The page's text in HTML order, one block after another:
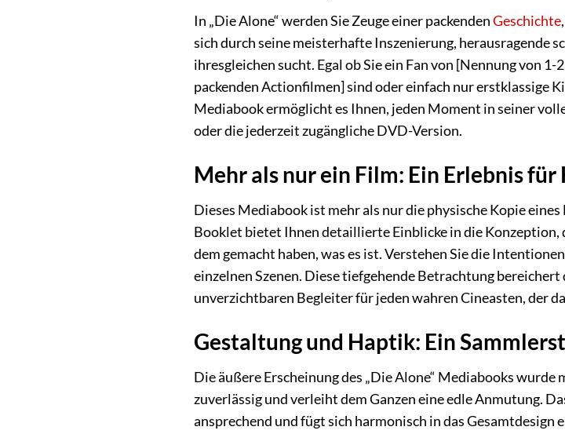
In „Die Alone“ werden Sie Zeuge einer packendenGeschichte
sich durch seine meisterhafte Inszenierung, herausragende
ihresgleichen sucht. Egal ob Sie ein Fan von [Nennung von
packenden Actionfilmen] sind oder einfach nur erstklassige
Mediabook ermöglicht es Ihnen, jeden Moment in seiner
oder die jederzeit zugängliche DVD-Version.
Mehr als nur ein Film: Ein Erlebnis für
Dieses Mediabook ist mehr als nur die physische Kopie
Booklet bietet Ihnen detaillierte Einblicke in die Konzeption,
dem gemacht haben, was es ist. Verstehen Sie die
einzelnen Szenen. Diese tiefgehende Betrachtung
unverzichtbaren Begleiter für jeden wahren Cineasten, der
Gestaltung und Haptik: Ein
Die äußere Erscheinung des „Die Alone“ Mediabooks
zuverlässig und verleiht dem Ganzen eine edle Anmutung.
ansprechend und fügt sich harmonisch in das